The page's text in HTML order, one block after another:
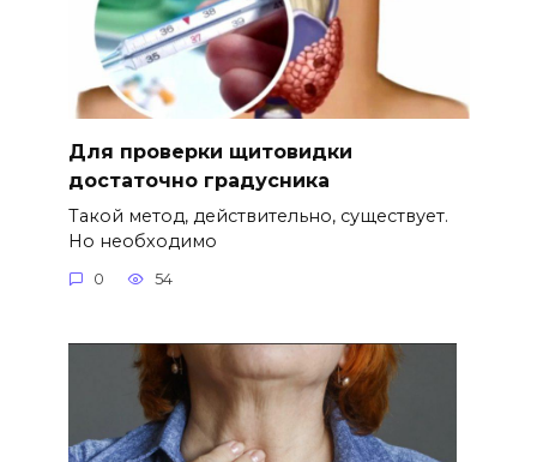
Для проверки щитовидки
достаточно градусника
Такой метод, действительно, существует.
Но необходимо
0 54